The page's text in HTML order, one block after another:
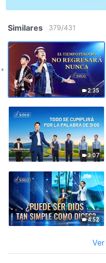
Similares 379/431
2:35
3:07
4:52